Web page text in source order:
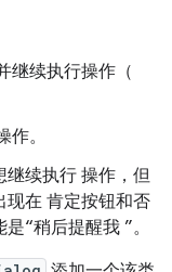
继续执行操作（
。
继续执行 操作，但
现在 肯定按钮和否
“稍后提醒我 ”。